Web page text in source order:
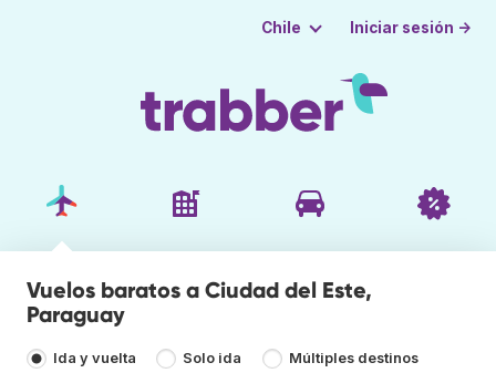
Chile Iniciar sesión →
Vuelos baratos a Ciudad del Este,
Paraguay
Ida y vuelta Solo ida Múltiples destinos